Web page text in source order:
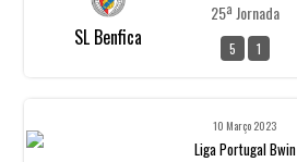
SL Benfica
25ª Jornada
5 1
10 Março 2023
Liga Portugal Bwin